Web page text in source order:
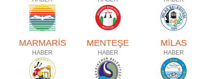
MARMARİS
HABER
MENTEŞE
HABER
MİLAS
HABER